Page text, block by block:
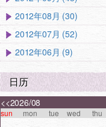
2012年08月 (30)
2012年07月 (52)
2012年06月 (9)
日历
<<2026/08
sun mon tue wed thu